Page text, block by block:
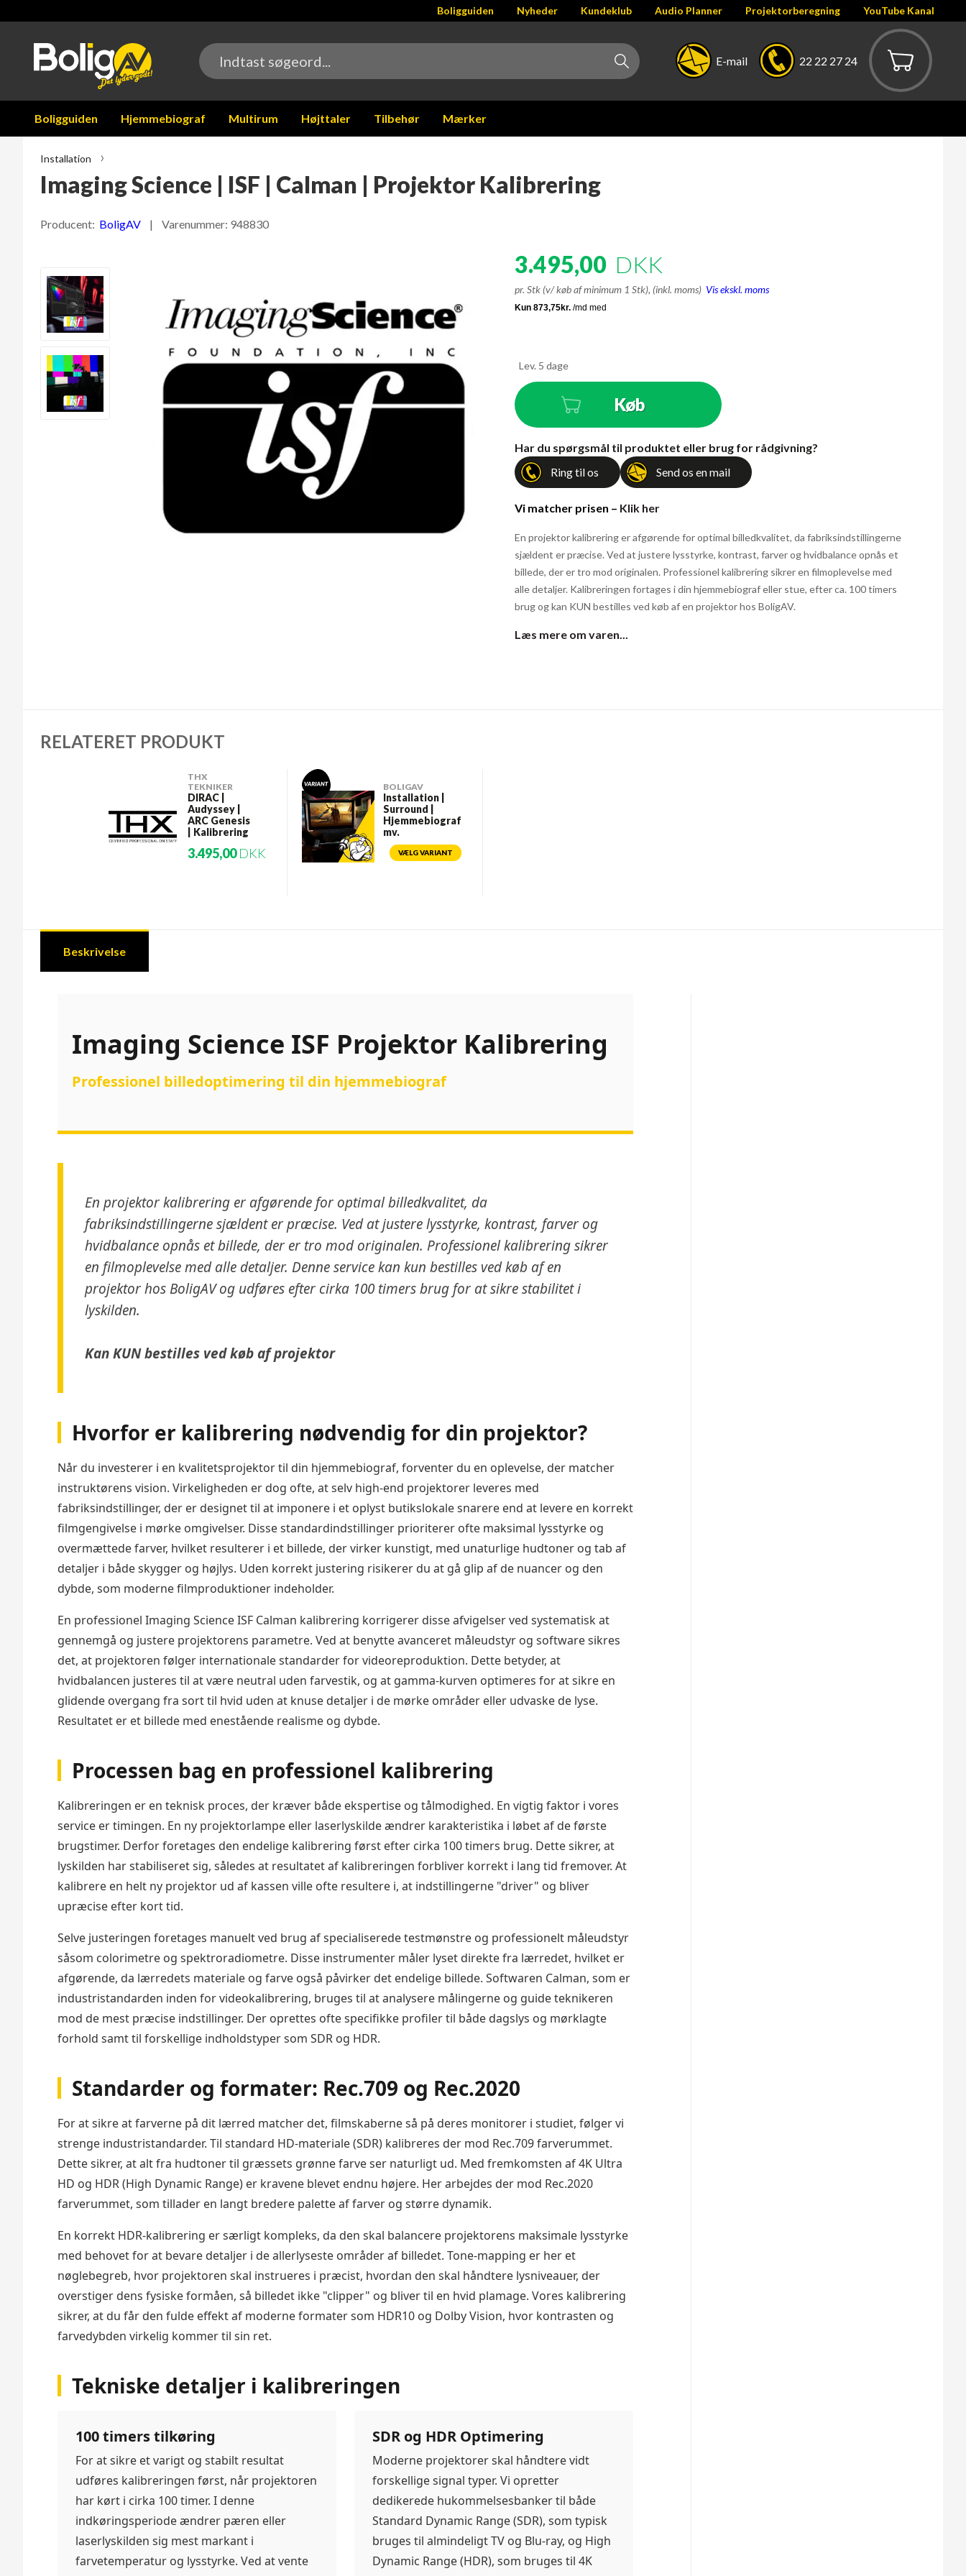
Boligguiden Nyheder Kundeklub Audio Planner Projektorberegning YouTube Kanal
22 22 27 24
E-mail
Boligguiden Hjemmebiograf Multirum Højttaler Tilbehør Mærker
Installation
Imaging Science | ISF | Calman | Projektor Kalibrering
Producent: BoligAV | Varenummer: 948830
3.495,00 DKK
pr. Stk (v/ køb af minimum 1 Stk), (inkl. moms) Vis ekskl. moms
Lev. 5 dage
Antal Køb
Har du spørgsmål til produktet eller brug for rådgivning?
Ring til os
Send os en mail
Vi matcher prisen – Klik her
En projektor kalibrering er afgørende for optimal billedkvalitet, da fabriksindstillingerne
sjældent er præcise. Ved at justere lysstyrke, kontrast, farver og hvidbalance opnås et
billede, der er tro mod originalen. Professionel kalibrering sikrer en filmoplevelse med
alle detaljer. Kalibreringen fortages i din hjemmebiograf eller stue, efter ca. 100 timers
brug og kan KUN bestilles ved køb af en projektor hos BoligAV.
Læs mere om varen...
RELATERET PRODUKT
THX
TEKNIKER
DIRAC |
Audyssey |
ARC Genesis
| Kalibrering
3.495,00 DKK
BOLIGAV
Installation |
Surround |
Hjemmebiograf
mv.
VÆLG VARIANT
Beskrivelse
Imaging Science ISF Projektor Kalibrering
Professionel billedoptimering til din hjemmebiograf
En projektor kalibrering er afgørende for optimal billedkvalitet, da
fabriksindstillingerne sjældent er præcise. Ved at justere lysstyrke, kontrast, farver og
hvidbalance opnås et billede, der er tro mod originalen. Professionel kalibrering sikrer
en filmoplevelse med alle detaljer. Denne service kan kun bestilles ved køb af en
projektor hos BoligAV og udføres efter cirka 100 timers brug for at sikre stabilitet i
lyskilden.
Kan KUN bestilles ved køb af projektor
Hvorfor er kalibrering nødvendig for din projektor?
Når du investerer i en kvalitetsprojektor til din hjemmebiograf, forventer du en oplevelse, der matcher
instruktørens vision. Virkeligheden er dog ofte, at selv high-end projektorer leveres med
fabriksindstillinger, der er designet til at imponere i et oplyst butikslokale snarere end at levere en korrekt
filmgengivelse i mørke omgivelser. Disse standardindstillinger prioriterer ofte maksimal lysstyrke og
overmættede farver, hvilket resulterer i et billede, der virker kunstigt, med unaturlige hudtoner og tab af
detaljer i både skygger og højlys. Uden korrekt justering risikerer du at gå glip af de nuancer og den
dybde, som moderne filmproduktioner indeholder.
En professionel Imaging Science ISF Calman kalibrering korrigerer disse afvigelser ved systematisk at
gennemgå og justere projektorens parametre. Ved at benytte avanceret måleudstyr og software sikres
det, at projektoren følger internationale standarder for videoreproduktion. Dette betyder, at
hvidbalancen justeres til at være neutral uden farvestik, og at gamma-kurven optimeres for at sikre en
glidende overgang fra sort til hvid uden at knuse detaljer i de mørke områder eller udvaske de lyse.
Resultatet er et billede med enestående realisme og dybde.
Processen bag en professionel kalibrering
Kalibreringen er en teknisk proces, der kræver både ekspertise og tålmodighed. En vigtig faktor i vores
service er timingen. En ny projektorlampe eller laserlyskilde ændrer karakteristika i løbet af de første
brugstimer. Derfor foretages den endelige kalibrering først efter cirka 100 timers brug. Dette sikrer, at
lyskilden har stabiliseret sig, således at resultatet af kalibreringen forbliver korrekt i lang tid fremover. At
kalibrere en helt ny projektor ud af kassen ville ofte resultere i, at indstillingerne "driver" og bliver
upræcise efter kort tid.
Selve justeringen foretages manuelt ved brug af specialiserede testmønstre og professionelt måleudstyr
såsom colorimetre og spektroradiometre. Disse instrumenter måler lyset direkte fra lærredet, hvilket er
afgørende, da lærredets materiale og farve også påvirker det endelige billede. Softwaren Calman, som er
industristandarden inden for videokalibrering, bruges til at analysere målingerne og guide teknikeren
mod de mest præcise indstillinger. Der oprettes ofte specifikke profiler til både dagslys og mørklagte
forhold samt til forskellige indholdstyper som SDR og HDR.
Standarder og formater: Rec.709 og Rec.2020
For at sikre at farverne på dit lærred matcher det, filmskaberne så på deres monitorer i studiet, følger vi
strenge industristandarder. Til standard HD-materiale (SDR) kalibreres der mod Rec.709 farverummet.
Dette sikrer, at alt fra hudtoner til græssets grønne farve ser naturligt ud. Med fremkomsten af 4K Ultra
HD og HDR (High Dynamic Range) er kravene blevet endnu højere. Her arbejdes der mod Rec.2020
farverummet, som tillader en langt bredere palette af farver og større dynamik.
En korrekt HDR-kalibrering er særligt kompleks, da den skal balancere projektorens maksimale lysstyrke
med behovet for at bevare detaljer i de allerlyseste områder af billedet. Tone-mapping er her et
nøglebegreb, hvor projektoren skal instrueres i præcist, hvordan den skal håndtere lysniveauer, der
overstiger dens fysiske formåen, så billedet ikke "clipper" og bliver til en hvid plamage. Vores kalibrering
sikrer, at du får den fulde effekt af moderne formater som HDR10 og Dolby Vision, hvor kontrasten og
farvedybden virkelig kommer til sin ret.
Tekniske detaljer i kalibreringen
100 timers tilkøring
For at sikre et varigt og stabilt resultat
udføres kalibreringen først, når projektoren
har kørt i cirka 100 timer. I denne
indkøringsperiode ændrer pæren eller
laserlyskilden sig mest markant i
farvetemperatur og lysstyrke. Ved at vente
SDR og HDR Optimering
Moderne projektorer skal håndtere vidt
forskellige signal typer. Vi opretter
dedikerede hukommelsesbanker til både
Standard Dynamic Range (SDR), som typisk
bruges til almindeligt TV og Blu-ray, og High
Dynamic Range (HDR), som bruges til 4K